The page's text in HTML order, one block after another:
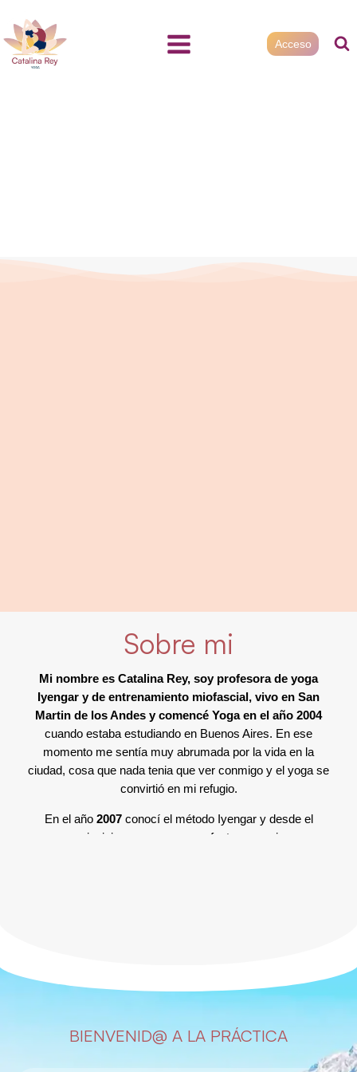
Acceso
.
Sobre mi
Mi nombre es Catalina Rey, soy profesora de yoga
Iyengar y de entrenamiento miofascial, vivo en San
Martin de los Andes y comencé Yoga en el año 2004
cuando estaba estudiando en Buenos Aires. En ese
momento me sentía muy abrumada por la vida en la
ciudad, cosa que nada tenia que ver conmigo y el yoga se
convirtió en mi refugio.
En el año 2007conocí el método Iyengar y desde el
principio supe que era perfecto para mi.
Doy clases desde el año2012y en2019
con la llegada de
cascada.
transformé mi visión hacia el cuerpo a través de
BIENVENID@ A LA PRÁCTICA